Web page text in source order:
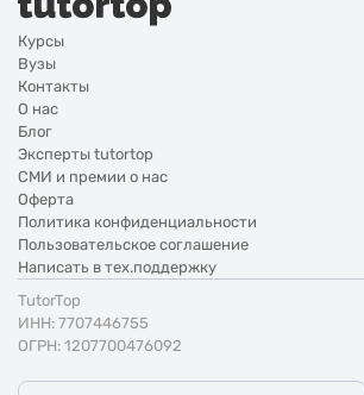
Курсы
Вузы
Контакты
О нас
Блог
Эксперты tutortop
СМИ и премии о нас
Оферта
Политика конфиденциальности
Пользовательское соглашение
Написать в тех.поддержку
TutorTop
ИНН: 7707446755
ОГРН: 1207700476092